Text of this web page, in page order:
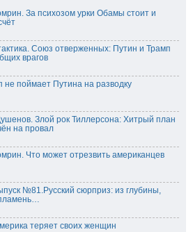
За психозом урки Обамы стоит и
Союз отверженных: Путин и Трамп
врагoв
не поймает Путина на разводку
Злой рок Тиллерсона: Хитрый план
на провал
Что может отрезвить американцев
№81.Русский сюрприз: из глубины,
теряет своих женщин